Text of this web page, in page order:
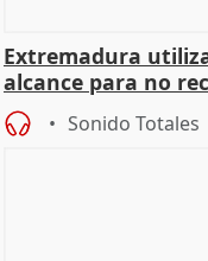
Extremadura
alcance para no
Sonido Totales